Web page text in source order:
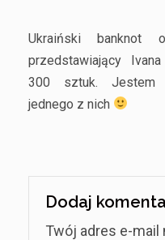
Ukraiński banknot
przedstawiający
300 sztuk. Jestem
jednego z nich
Dodaj
Twój adres e-mail